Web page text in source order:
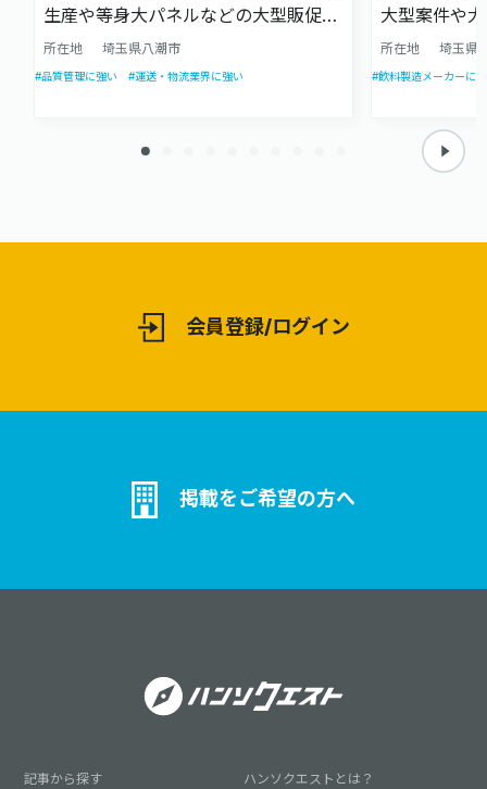
生産や等身大パネルなどの大型販促物
製作まで、組立/梱包が得意な会社で
す。また、長年の販促物製作の経験か
所在地 埼玉県八潮市
#品質管理に強い #運送・物流業界に強い
大型案件や
アセンブリ
2か所の作業
所在地 埼玉県
#飲料製造メーカーに
会員登録/ログイン
掲載をご希望の方へ
記事から探す ハンソクエストとは？